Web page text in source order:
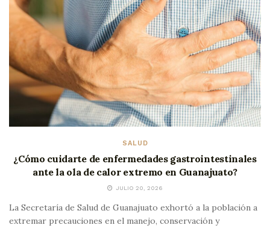
SALUD
¿Cómo cuidarte de enfermedades gastrointestinales
ante la ola de calor extremo en Guanajuato?
JULIO 20, 2026
La Secretaría de Salud de Guanajuato exhortó a la población a
extremar precauciones en el manejo, conservación y